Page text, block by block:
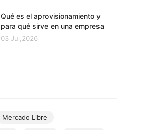
Qué es el aprovisionamiento y
para qué sirve en una empresa
03 Jul,2026
Mercado Libre